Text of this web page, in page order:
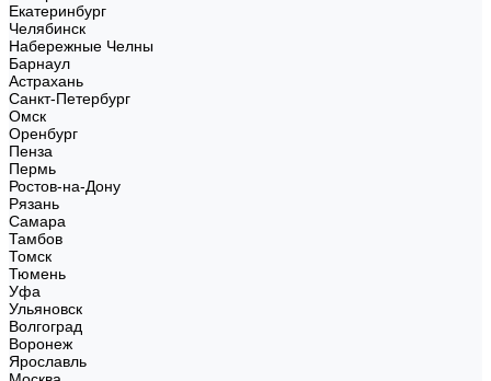
Екатеринбург
Челябинск
Набережные Челны
Барнаул
Астрахань
Санкт-Петербург
Омск
Оренбург
Пенза
Пермь
Ростов-на-Дону
Рязань
Самара
Тамбов
Томск
Тюмень
Уфа
Ульяновск
Волгоград
Воронеж
Ярославль